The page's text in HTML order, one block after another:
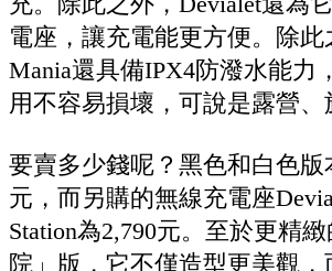
電座，讓充電能更方便。除此
Mania還具備IPX4防潑水能力
用不容易損壞，可說是露營、
要賣多少錢呢？黑色和白色版
元，而另購的無線充電座
Station為2,790元。至於更精
院」版，它不僅造型更美觀